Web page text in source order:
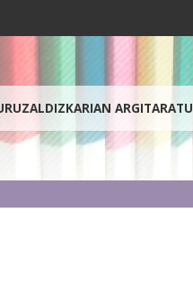
ALDIZKARIAN ARGITARATU